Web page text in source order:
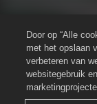
©2026Small
Puzzles-logo zijn
voorbehouden. De
Door op “Alle
met het opslaan
verbeteren van
websitegebruik